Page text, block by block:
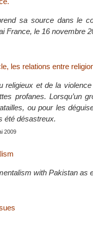
sa source dans le
France, le 16 novembre
les relations entre
religieux et de la
profanes. Lorsqu’un
ou pour les
été désastreux.
2009
with Pakistan as